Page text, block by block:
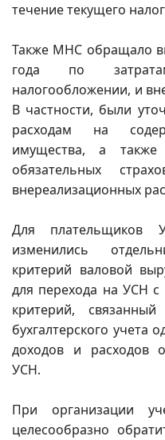
течение текущего
Также МНС обращало
года по
налогообложении, и
В частности, были
расходам на
имущества, а
обязательных
внереализационных
Для
изменились
критерий валовой
для перехода на УСН с
критерий,
бухгалтерского учета
доходов и расходов
УСН.
При организации
целесообразно